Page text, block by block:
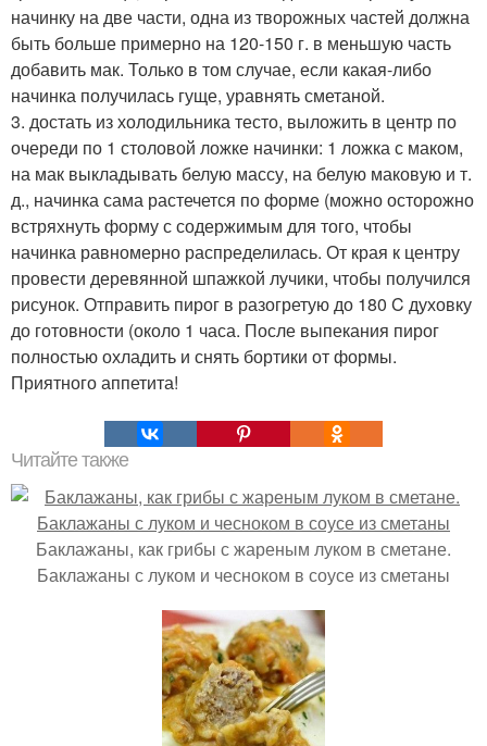
начинку на две части, одна из творожных частей должна
быть больше примерно на 120-150 г. в меньшую часть
добавить мак. Только в том случае, если какая-либо
начинка получилась гуще, уравнять сметаной.
3. достать из холодильника тесто, выложить в центр по
очереди по 1 столовой ложке начинки: 1 ложка с маком,
на мак выкладывать белую массу, на белую маковую и т.
д., начинка сама растечется по форме (можно осторожно
встряхнуть форму с содержимым для того, чтобы
начинка равномерно распределилась. От края к центру
провести деревянной шпажкой лучики, чтобы получился
рисунок. Отправить пирог в разогретую до 180 C духовку
до готовности (около 1 часа. После выпекания пирог
полностью охладить и снять бортики от формы.
Приятного аппетита!
Читайте также
Баклажаны, как грибы с жареным луком в сметане.
Баклажаны с луком и чесноком в соусе из сметаны